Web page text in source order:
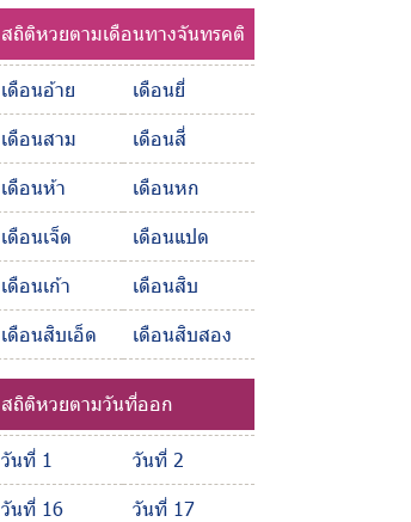
สถิติหวยตามเดือนทางจันทรคติ
เดือนอ้าย
เดือนยี่
เดือนสาม
เดือนสี่
เดือนห้า
เดือนหก
เดือนเจ็ด
เดือนแปด
เดือนเก้า
เดือนสิบ
เดือนสิบเอ็ด
เดือนสิบสอง
สถิติหวยตามวันที่ออก
วันที่ 1
วันที่ 2
วันที่ 16
วันที่ 17